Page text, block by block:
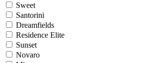
Sweet
Santorini
Dreamfields
Residence Elite
Sunset
Novaro